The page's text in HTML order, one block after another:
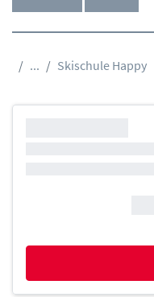
... Skischule Happy